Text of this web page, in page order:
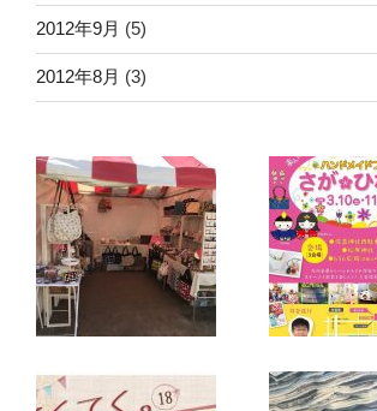
2012年9月 (5)
2012年8月 (3)